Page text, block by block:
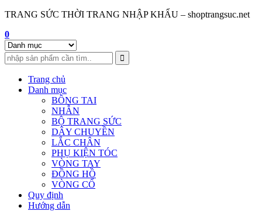
TRANG SỨC THỜI TRANG NHẬP KHẨU – shoptrangsuc.net
0
Trang chủ
Danh mục
BÔNG TAI
NHẪN
BỘ TRANG SỨC
DÂY CHUYỀN
LẮC CHÂN
PHỤ KIỆN TÓC
VÒNG TAY
ĐỒNG HỒ
VÒNG CỔ
Quy định
Hướng dẫn